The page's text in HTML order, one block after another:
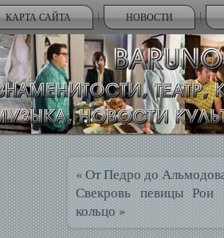
КАРТА САЙТА НОВОСТИ
«От Педро до
Свекровь певицы Рои
кольцо »